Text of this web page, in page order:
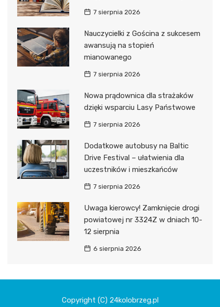
7 sierpnia 2026
Nauczycielki z Gościna z sukcesem
awansują na stopień
mianowanego
7 sierpnia 2026
Nowa prądownica dla strażaków
dzięki wsparciu Lasy Państwowe
7 sierpnia 2026
Dodatkowe autobusy na Baltic
Drive Festival – ułatwienia dla
uczestników i mieszkańców
7 sierpnia 2026
Uwaga kierowcy! Zamknięcie drogi
powiatowej nr 3324Z w dniach 10-
12 sierpnia
6 sierpnia 2026
Copyright (C) 24kolobrzeg.pl